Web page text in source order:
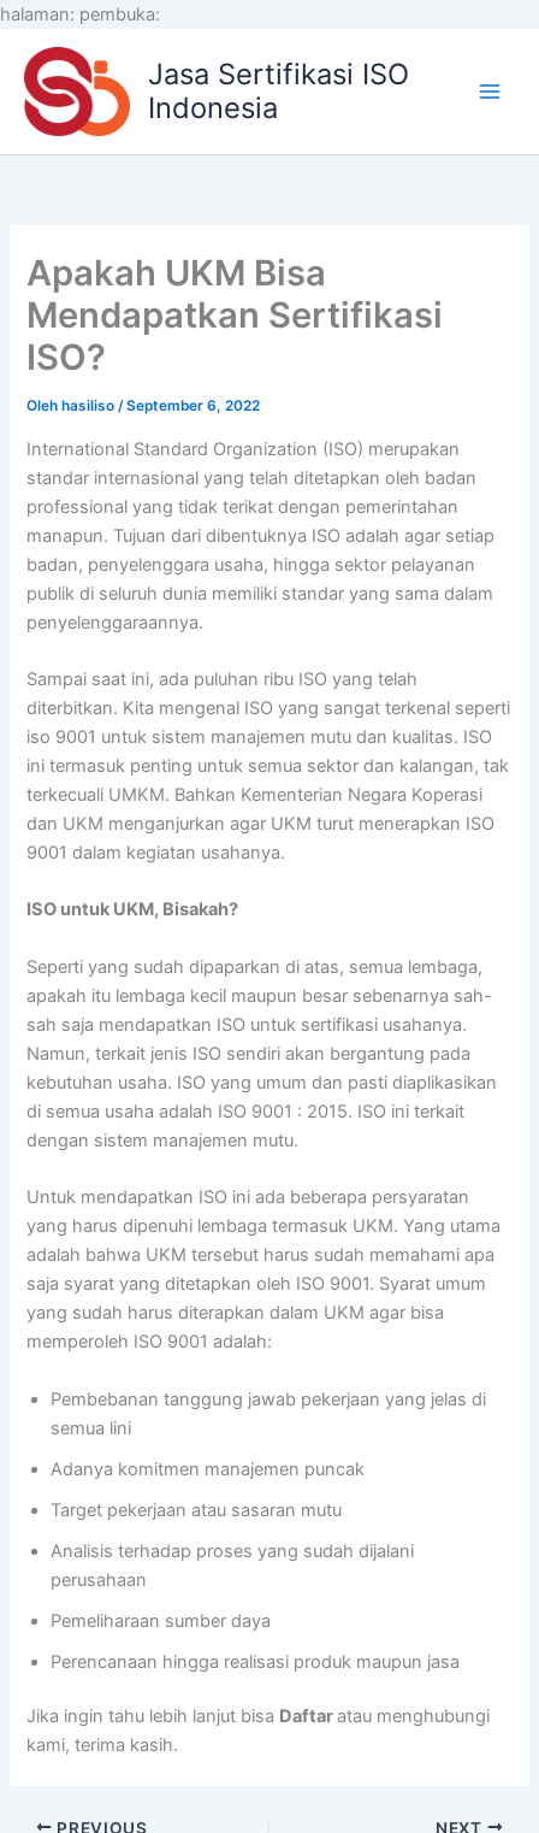
halaman: pembuka:
konten
Jasa Sertifikasi ISO
Indonesia
Apakah UKM Bisa
Mendapatkan Sertifikasi
ISO?
Oleh hasiliso/September 6, 2022
International Standard Organization (ISO) merupakan
standar internasional yang telah ditetapkan oleh badan
professional yang tidak terikat dengan pemerintahan
manapun. Tujuan dari dibentuknya ISO adalah agar setiap
badan, penyelenggara usaha, hingga sektor pelayanan
publik di seluruh dunia memiliki standar yang sama dalam
penyelenggaraannya.
Sampai saat ini, ada puluhan ribu ISO yang telah
diterbitkan. Kita mengenal ISO yang sangat terkenal seperti
iso 9001 untuk sistem manajemen mutu dan kualitas. ISO
ini termasuk penting untuk semua sektor dan kalangan, tak
terkecuali UMKM. Bahkan Kementerian Negara Koperasi
dan UKM menganjurkan agar UKM turut menerapkan ISO
9001 dalam kegiatan usahanya.
ISO untuk UKM, Bisakah?
Seperti yang sudah dipaparkan di atas, semua lembaga,
apakah itu lembaga kecil maupun besar sebenarnya sah-
sah saja mendapatkan ISO untuk sertifikasi usahanya.
Namun, terkait jenis ISO sendiri akan bergantung pada
kebutuhan usaha. ISO yang umum dan pasti diaplikasikan
di semua usaha adalah ISO 9001 : 2015. ISO ini terkait
dengan sistem manajemen mutu.
Untuk mendapatkan ISO ini ada beberapa persyaratan
yang harus dipenuhi lembaga termasuk UKM. Yang utama
adalah bahwa UKM tersebut harus sudah memahami apa
saja syarat yang ditetapkan oleh ISO 9001. Syarat umum
yang sudah harus diterapkan dalam UKM agar bisa
memperoleh ISO 9001 adalah:
Pembebanan tanggung jawab pekerjaan yang jelas di
semua lini
Adanya komitmen manajemen puncak
Target pekerjaan atau sasaran mutu
Analisis terhadap proses yang sudah dijalani
perusahaan
Pemeliharaan sumber daya
Perencanaan hingga realisasi produk maupun jasa
Jika ingin tahu lebih lanjut bisa Daftaratau menghubungi
kami, terima kasih.
PREVIOUS NEXT